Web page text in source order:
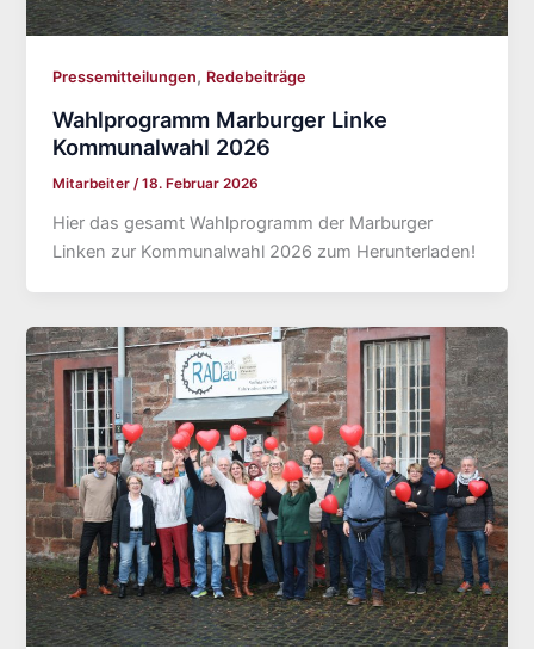
Pressemitteilungen, Redebeiträge
Wahlprogramm Marburger Linke
Kommunalwahl 2026
Mitarbeiter /18. Februar 2026
Hier das gesamt Wahlprogramm der Marburger
Linken zur Kommunalwahl 2026 zum Herunterladen!